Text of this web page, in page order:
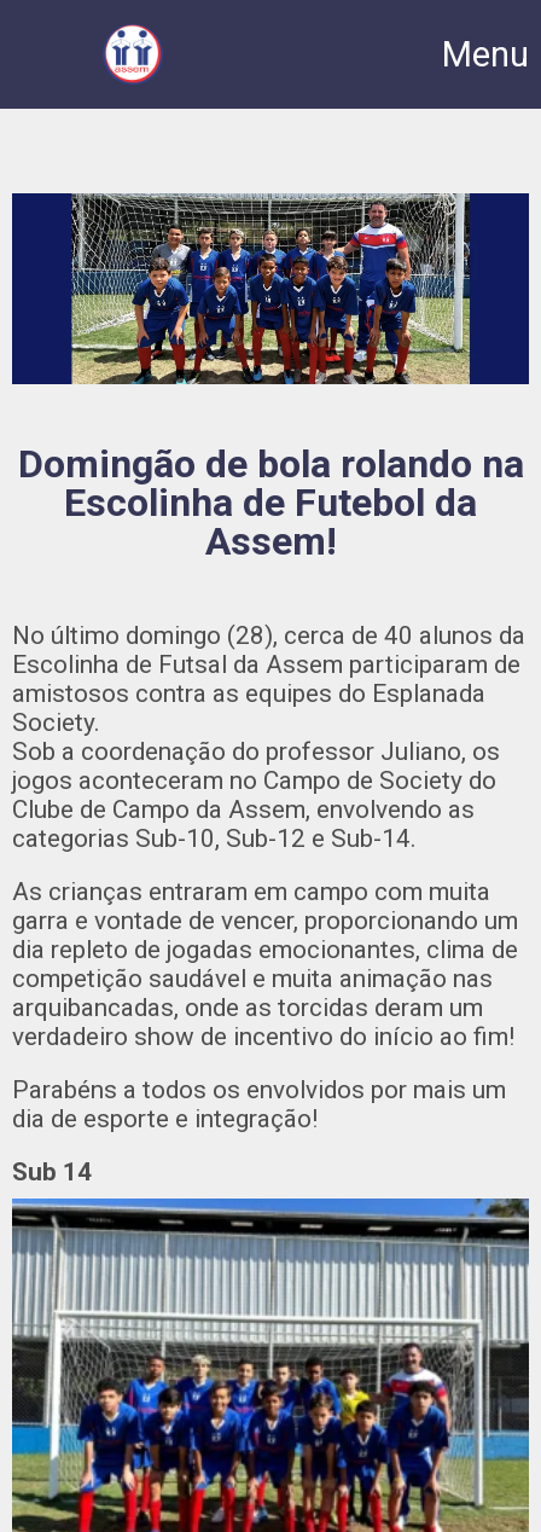
Menu
Domingão de bola rolando na
Escolinha de Futebol da
Assem!
No último domingo (28), cerca de 40 alunos da
Escolinha de Futsal da Assem participaram de
amistosos contra as equipes do Esplanada
Society.
Sob a coordenação do professor Juliano, os
jogos aconteceram no Campo de Society do
Clube de Campo da Assem, envolvendo as
categorias Sub-10, Sub-12 e Sub-14.
As crianças entraram em campo com muita
garra e vontade de vencer, proporcionando um
dia repleto de jogadas emocionantes, clima de
competição saudável e muita animação nas
arquibancadas, onde as torcidas deram um
verdadeiro show de incentivo do início ao fim!
Parabéns a todos os envolvidos por mais um
dia de esporte e integração!
Sub 14